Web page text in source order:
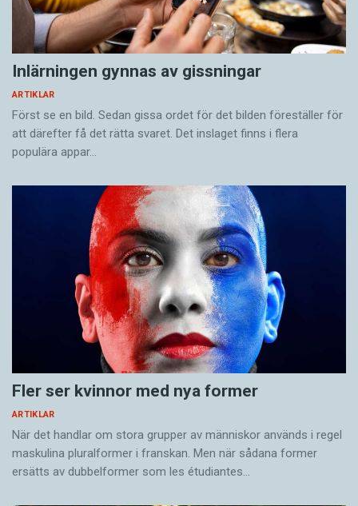
Inlärningen gynnas av gissningar
ARTIKLAR
Först se en bild. Sedan gissa ordet för det bilden föreställer för
att därefter få det rätta svaret. Det inslaget finns i flera
populära appar…
Fler ser kvinnor med nya former
ARTIKLAR
När det handlar om stora grupper av människor används i regel
maskulina pluralformer i franskan. Men när sådana ­former
ersätts av dubbel­former som les étudiantes…